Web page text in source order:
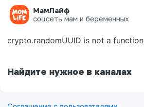
МамЛайф
соцсеть мам и беременных
Ошибка на странице
crypto.randomUUID is not a function
Найдите нужное в каналах